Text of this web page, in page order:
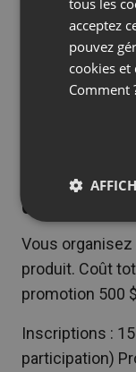
La formule de
(revenus –
Le vrai défi ?
savent pas
comment
Scénario 1
direct
Vous
produit. Coût
promotion 500
Inscriptions :
participation)
tous les
acceptez
pouvez
cookies et
Comment